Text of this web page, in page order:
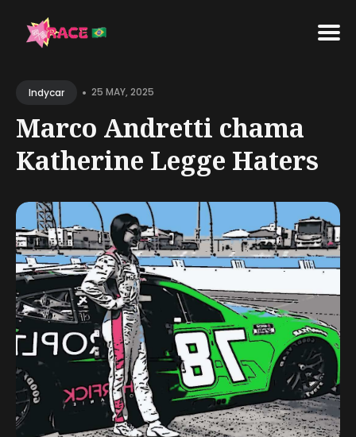
forIndycar • 25 MAY, 2025
Marco Andretti chama
Katherine Legge Haters